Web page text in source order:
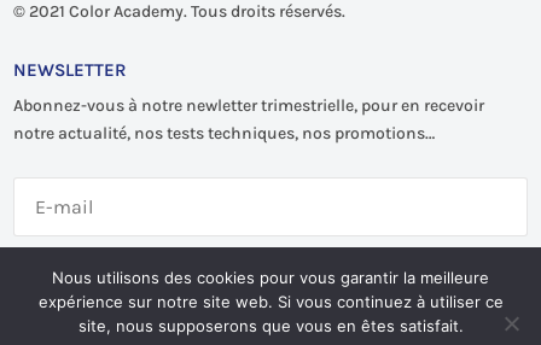
© 2021 Color Academy. Tous droits réservés.
NEWSLETTER
Abonnez-vous à notre newletter trimestrielle, pour en recevoir
notre actualité, nos tests techniques, nos promotions…
S'abonner
Nous utilisons des cookies pour vous garantir la meilleure
expérience sur notre site web. Si vous continuez à utiliser ce
site, nous supposerons que vous en êtes satisfait.